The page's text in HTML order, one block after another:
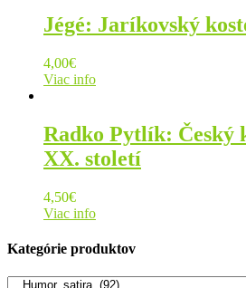
Jégé: Jaríkovský
4,00€
Viac info
Radko Pytlík: Český
XX. století
4,50€
Viac info
Kategórie produktov